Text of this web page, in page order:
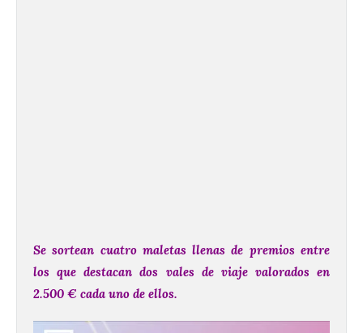
Se sortean cuatro maletas llenas de premios entre
los que destacan dos vales de viaje valorados en
2.500 € cada uno de ellos.